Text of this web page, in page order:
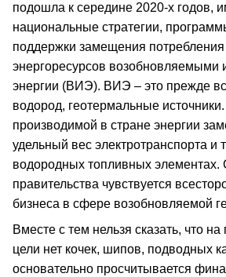
подошла к середине 2020-х годов,
национальные стратегии,
поддержки замещения
энергоресурсов возобновляемыми
энергии (ВИЭ). ВИЭ – это прежде
водород, геотермальные
производимой в стране энергии
удельный вес электротранспорта и
водородных топливных элементах.
правительства чувствуется
бизнеса в сфере возобновляемой
Вместе с тем нельзя сказать, что на
цели нет кочек, шипов, подводных
основательно просчитывается